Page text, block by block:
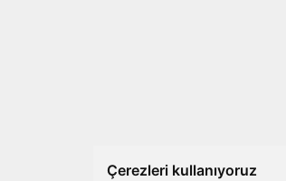
Çerezleri kullanıyoruz